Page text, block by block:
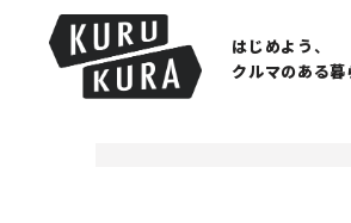
はじめよう、
クルマのある暮